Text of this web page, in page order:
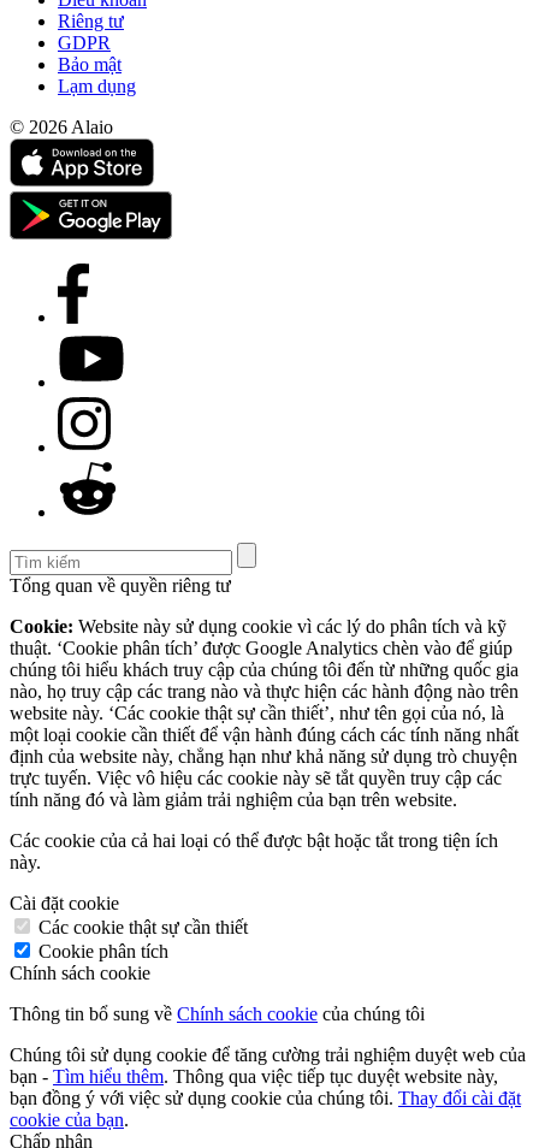
Riêng tư
GDPR
Bảo mật
Lạm dụng
© 2026 Alaio
Tổng quan về quyền riêng tư
Cookie: Website này sử dụng cookie vì các lý do phân tích và kỹ
thuật. ‘Cookie phân tích’ được Google Analytics chèn vào để giúp
chúng tôi hiểu khách truy cập của chúng tôi đến từ những quốc gia
nào, họ truy cập các trang nào và thực hiện các hành động nào trên
website này. ‘Các cookie thật sự cần thiết’, như tên gọi của nó, là
một loại cookie cần thiết để vận hành đúng cách các tính năng nhất
định của website này, chẳng hạn như khả năng sử dụng trò chuyện
trực tuyến. Việc vô hiệu các cookie này sẽ tắt quyền truy cập các
tính năng đó và làm giảm trải nghiệm của bạn trên website.
Các cookie của cả hai loại có thể được bật hoặc tắt trong tiện ích
này.
Cài đặt cookie
Các cookie thật sự cần thiết
Cookie phân tích
Chính sách cookie
Thông tin bổ sung về Chính sách cookie của chúng tôi
Chúng tôi sử dụng cookie để tăng cường trải nghiệm duyệt web của
bạn - Tìm hiểu thêm. Thông qua việc tiếp tục duyệt website này,
bạn đồng ý với việc sử dụng cookie của chúng tôi. Thay đổi cài đặt
cookie của bạn.
Chấp nhận